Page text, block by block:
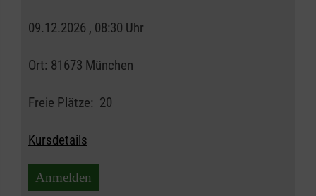
09.12.2026 , 08:30 Uhr
Ort: 81673 München
Freie Plätze: 20
Kursdetails
Anmelden